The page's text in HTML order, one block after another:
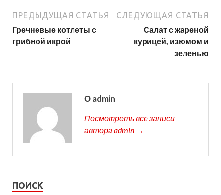
ПРЕДЫДУЩАЯ СТАТЬЯ
Гречневые котлеты с
грибной икрой
СЛЕДУЮЩАЯ СТАТЬЯ
Салат с жареной
курицей, изюмом и
зеленью
О admin
Посмотреть все записи
автора admin →
ПОИСК